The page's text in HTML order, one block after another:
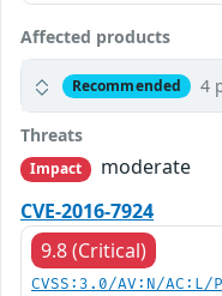
Affected products
Recommended 4
Threats
Impact
moderate
CVE-2016-7924
9.8 (Critical)
CVSS:3.0/AV:N/